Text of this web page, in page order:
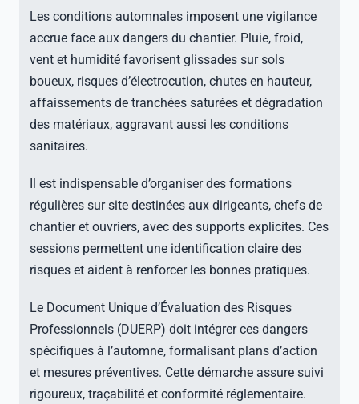
Les conditions automnales imposent une vigilance
accrue face aux dangers du chantier. Pluie, froid,
vent et humidité favorisent glissades sur sols
boueux, risques d’électrocution, chutes en hauteur,
affaissements de tranchées saturées et dégradation
des matériaux, aggravant aussi les conditions
sanitaires.
Il est indispensable d’organiser des formations
régulières sur site destinées aux dirigeants, chefs de
chantier et ouvriers, avec des supports explicites. Ces
sessions permettent une identification claire des
risques et aident à renforcer les bonnes pratiques.
Le Document Unique d’Évaluation des Risques
Professionnels (DUERP) doit intégrer ces dangers
spécifiques à l’automne, formalisant plans d’action
et mesures préventives. Cette démarche assure suivi
rigoureux, traçabilité et conformité réglementaire.